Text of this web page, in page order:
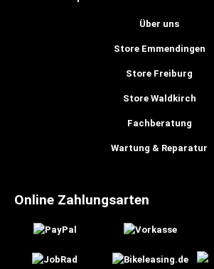
Über uns
Store Emmendingen
Store Freiburg
Store Waldkirch
Fachberatung
Wartung & Reparatur
Online Zahlungsarten